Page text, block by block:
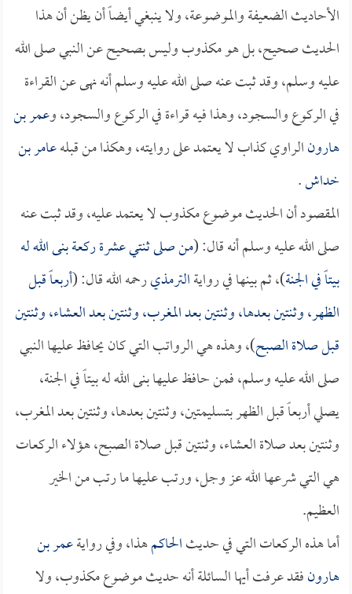
الأحاديث الضعيفة والموضوعة، ولا ينبغي أيضاً أن يظن أن هذا
الحديث صحيح، بل هو مكذوب وليس بصحيح عن النبي صلى الله
عليه وسلم، وقد ثبت عنه صلى الله عليه وسلم أنه نهى عن القراءة
في الركوع والسجود، وهذا فيه قراءة في الركوع والسجود، وعمر بن
هارونالراوي كذاب لا يعتمد على روايته، وهكذا من قبلهعامر بن
خداش.
المقصود أن الحديث موضوع مكذوب لا يعتمد عليه، وقد ثبت عنه
صلى الله عليه وسلم أنه قال: (من صلى ثنتي عشرة ركعة بنى الله له
بيتاً في الجنة)، ثم بينها في روايةالترمذيرحمه الله قال: (أربعاً قبل
الظهر، وثنتين بعدها، وثنتين بعد المغرب، وثنتين بعد العشاء، وثنتين
قبل صلاة الصبح)، وهذه هي الرواتب التي كان يحافظ عليها النبي
صلى الله عليه وسلم، فمن حافظ عليها بنى الله له بيتاً في الجنة،
يصلي أربعاً قبل الظهر بتسليمتين، وثنتين بعدها، وثنتين بعد المغرب،
وثنتين بعد صلاة العشاء، وثنتين قبل صلاة الصبح، هؤلاء الركعات
هي التي شرعها الله عز وجل، ورتب عليها ما رتب من الخير
العظيم.
أما هذه الركعات التي في حديثالحاكمهذا، وفي روايةعمر بن
هارونفقد عرفت أيها السائلة أنه حديث موضوع مكذوب، ولا